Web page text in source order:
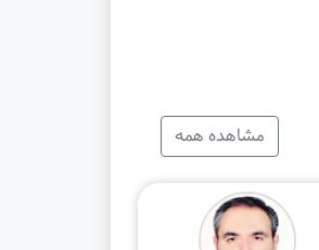
مشاهده همه